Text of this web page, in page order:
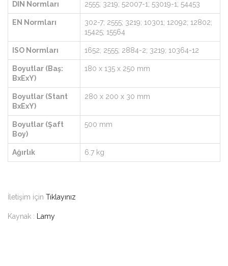
DIN Normları 2555; 3219; 52007-1; 53019-1; 54453
EN Normları
302-7; 2555; 3219; 10301; 12092; 12802;
15425; 15564
ISO Normları 1652; 2555; 2884-2; 3219; 10364-12
Boyutlar (Baş:
BxExY)
180 x 135 x 250 mm
Boyutlar (Stant
BxExY)
280 x 200 x 30 mm
Boyutlar (Şaft
Boy)
500 mm
Ağırlık 6.7 kg
İletişim için Tıklayınız
Kaynak : Lamy